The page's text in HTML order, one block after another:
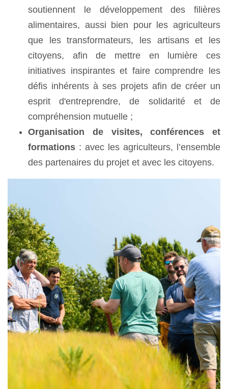
soutiennent le développement des filières
alimentaires, aussi bien pour les agriculteurs
que les transformateurs, les artisans et les
citoyens, afin de mettre en lumière ces
initiatives inspirantes et faire comprendre les
défis inhérents à ses projets afin de créer un
espritd'entreprendre, de solidaritéet de
compréhension mutuelle ;
Organisation de visites, conférences et
formations : avec les agriculteurs, l’ensemble
des partenaires du projet et avec les citoyens.